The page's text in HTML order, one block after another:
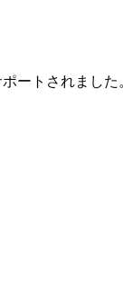
ートされまし